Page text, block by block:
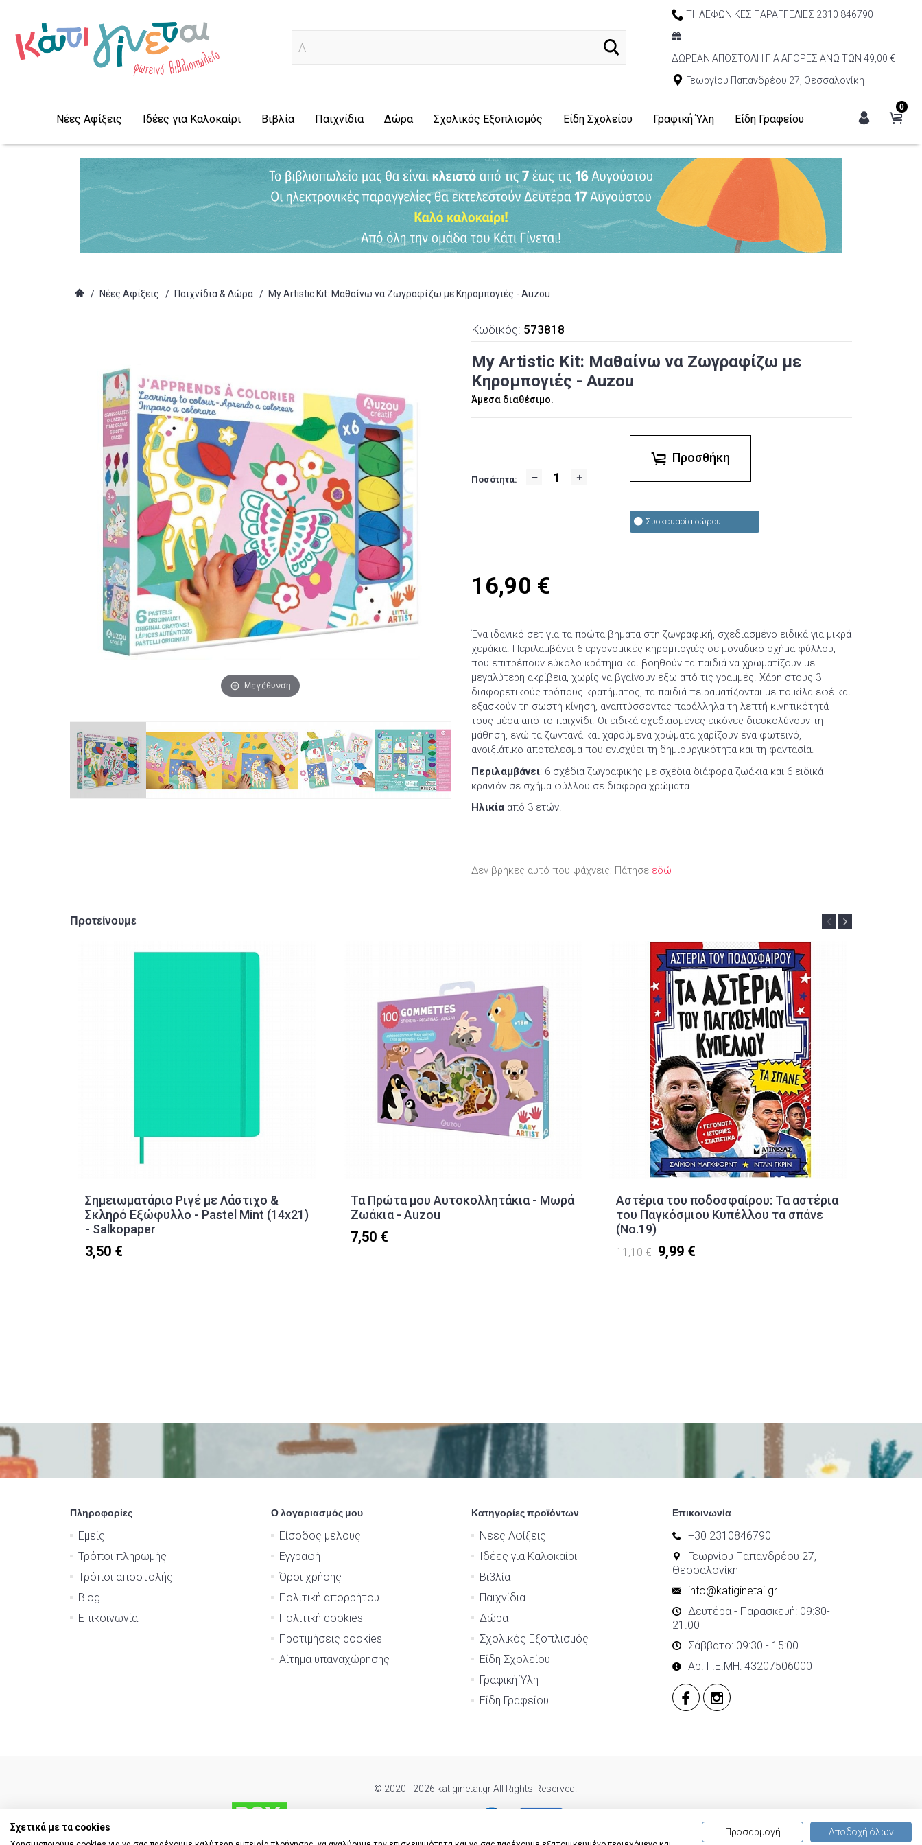
Αναζήτησ
ΤΗΛΕΦΩΝΙΚΕΣ ΠΑΡΑΓΓΕΛΙΕΣ 2310 846790
ΔΩΡΕΑΝ ΑΠΟΣΤΟΛΗ ΓΙΑ ΑΓΟΡΕΣ ΑΝΩ ΤΩΝ 49,00 €
Γεωργίου Παπανδρέου 27, Θεσσαλονίκη
0
Νέες Αφίξεις Ιδέες για Καλοκαίρι Βιβλία Παιχνίδια Δώρα Σχολικός Εξοπλισμός Είδη Σχολείου Γραφική Ύλη Είδη Γραφείου
/ Νέες Αφίξεις / Παιχνίδια & Δώρα / My Artistic Kit: Μαθαίνω να Ζωγραφίζω με Κηρομπογιές - Auzou
Μεγέθυνση
Κωδικός: 573818
My Artistic Kit: Μαθαίνω να Ζωγραφίζω με
Κηρομπογιές - Auzou
Άμεσα διαθέσιμο.
Ποσότητα:
Προσθήκη
Συσκευασία δώρου
16,90 €
Ένα ιδανικό σετ για τα πρώτα βήματα στη ζωγραφική, σχεδιασμένο ειδικά για μικρά
χεράκια. Περιλαμβάνει 6 εργονομικές κηρομπογιές σε μοναδικό σχήμα φύλλου,
που επιτρέπουν εύκολο κράτημα και βοηθούν τα παιδιά να χρωματίζουν με
μεγαλύτερη ακρίβεια, χωρίς να βγαίνουν έξω από τις γραμμές. Χάρη στους 3
διαφορετικούς τρόπους κρατήματος, τα παιδιά πειραματίζονται με ποικίλα εφέ και
εξασκούν τη σωστή κίνηση, αναπτύσσοντας παράλληλα τη λεπτή κινητικότητά
τους μέσα από το παιχνίδι. Οι ειδικά σχεδιασμένες εικόνες διευκολύνουν τη
μάθηση, ενώ τα ζωντανά και χαρούμενα χρώματα χαρίζουν ένα φωτεινό,
ανοιξιάτικο αποτέλεσμα που ενισχύει τη δημιουργικότητα και τη φαντασία.
Περιλαμβάνει: 6 σχέδια ζωγραφικής με σχέδια διάφορα ζωάκια και 6 ειδικά
κραγιόν σε σχήμα φύλλου σε διάφορα χρώματα.
Ηλικία από 3 ετών!
Δεν βρήκες αυτό που ψάχνεις; Πάτησε εδώ
Προτείνουμε
Σημειωματάριο Ριγέ με Λάστιχο &
Σκληρό Εξώφυλλο - Pastel Mint (14x21)
- Salkopaper
3,50 €
Τα Πρώτα μου Αυτοκολλητάκια - Μωρά
Ζωάκια - Auzou
7,50 €
Αστέρια του ποδοσφαίρου: Τα αστέρια
του Παγκόσμιου Κυπέλλου τα σπάνε
(No.19)
11,10 € 9,99 €
Πληροφορίες
Εμείς
Τρόποι πληρωμής
Τρόποι αποστολής
Blog
Επικοινωνία
Ο λογαριασμός μου
Είσοδος μέλους
Εγγραφή
Όροι χρήσης
Πολιτική απορρήτου
Πολιτική cookies
Προτιμήσεις cookies
Αίτημα υπαναχώρησης
Κατηγορίες προϊόντων
Νέες Αφίξεις
Ιδέες για Καλοκαίρι
Βιβλία
Παιχνίδια
Δώρα
Σχολικός Εξοπλισμός
Είδη Σχολείου
Γραφική Ύλη
Είδη Γραφείου
Επικοινωνία
+30 2310846790
Γεωργίου Παπανδρέου 27,
Θεσσαλονίκη
info@katiginetai.gr
Δευτέρα - Παρασκευή: 09:30-
21.00
Σάββατο: 09:30 - 15:00
Αρ. Γ.Ε.ΜΗ: 43207506000
© 2020 - 2026 katiginetai.gr All Rights Reserved.
Σχετικά με τα cookies Προσαρμογή Αποδοχή όλων